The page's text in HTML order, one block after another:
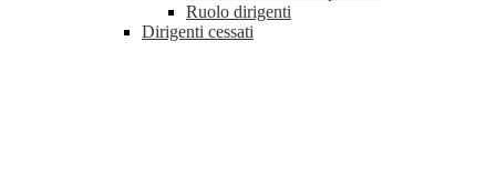
Ruolo dirigenti
Dirigenti cessati